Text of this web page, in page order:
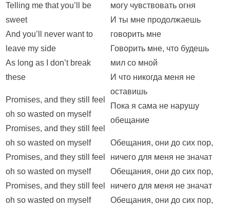
Telling me that you’ll be
sweet
And you’ll never want to
leave my side
As long as I don’t break
these
Promises, and they still feel
oh so wasted on myself
Promises, and they still feel
oh so wasted on myself
Promises, and they still feel
oh so wasted on myself
Promises, and they still feel
oh so wasted on myself
могу чувствовать огня
И ты мне продолжаешь
говорить мне
Говорить мне, что будешь
мил со мной
И что никогда меня не
оставишь
Пока я сама не нарушу
обещание
Обещания, они до сих пор,
ничего для меня не значат
Обещания, они до сих пор,
ничего для меня не значат
Обещания, они до сих пор,